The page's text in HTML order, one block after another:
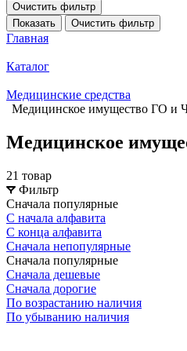
Очистить фильтр
Показать
Очистить фильтр
Главная
Каталог
Медицинские средства
Медицинское имущество ГО и
Медицинское
21 товар
Фильтр
Сначала популярные
С начала алфавита
С конца алфавита
Сначала непопулярные
Сначала популярные
Сначала дешевые
Сначала дорогие
По возрастанию наличия
По убыванию наличия